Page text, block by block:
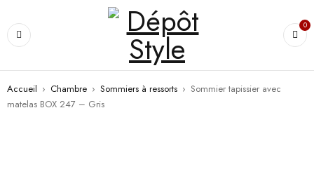
0
Accueil › Chambre › Sommiers à ressorts › Sommier tapissier avec
matelas BOX 247 – Gris